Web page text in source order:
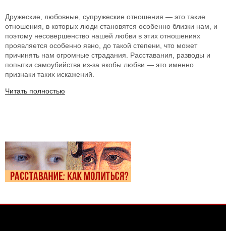
Дружеские, любовные, супружеские отношения — это такие
отношения, в которых люди становятся особенно близки нам, и
поэтому несовершенство нашей любви в этих отношениях
проявляется особенно явно, до такой степени, что может
причинять нам огромные страдания. Расставания, разводы и
попытки самоубийства из-за якобы любви — это именно
признаки таких искажений.
Читать полностью